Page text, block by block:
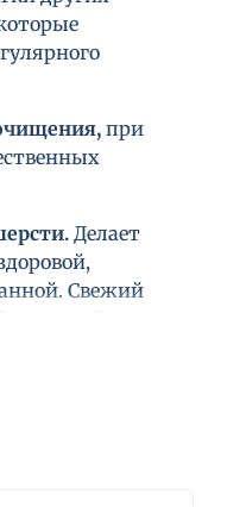
при
Делает
Свежий
и мягкий аромат.
у которых